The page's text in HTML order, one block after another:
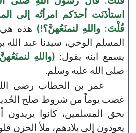
استأذَنَت أحدَكم امرأتُه إلى
قُلْتَ: واللهِ لنمنَعُهنَّ؟!) هذه هي
المسلم الوحي، سيدنا عبد
يسمع ابنه يقول: (واللهِ
صلى الله عليه وسلم.
عمر بن الخطاب رضي
غضب يوماً من شروط صلح
بحق المسلمين، كانوا يريدون
يعودون إلى بلادهم، ملأ الحزن